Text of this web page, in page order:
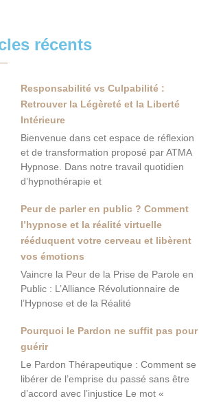
récents
Responsabilité vs Culpabilité :
Retrouver la Légèreté et la Liberté
Intérieure
Bienvenue dans cet espace de réflexion
et de transformation proposé par ATMA
Hypnose. Dans notre travail quotidien
d’hypnothérapie et
Peur de parler en public ? Comment
l’hypnose et la réalité virtuelle
rééduquent votre cerveau et libèrent
vos émotions
Vaincre la Peur de la Prise de Parole en
Public : L’Alliance Révolutionnaire de
l’Hypnose et de la Réalité
Pourquoi le Pardon ne suffit pas pour
guérir
Le Pardon Thérapeutique : Comment se
libérer de l’emprise du passé sans être
d’accord avec l’injustice Le mot «